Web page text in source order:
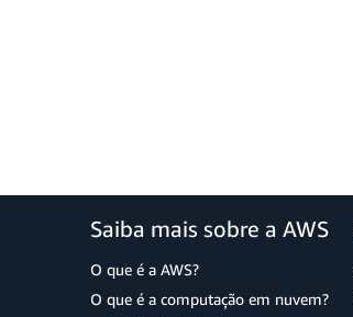
Saiba mais sobre a AWS
O que é a AWS?
O que é a computação em nuvem?